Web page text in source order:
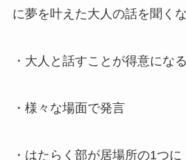
に夢を叶えた大人の話を聞くな
・大人と話すことが得意になる
・様々な場面で発言
・はたらく部が居場所の1つに